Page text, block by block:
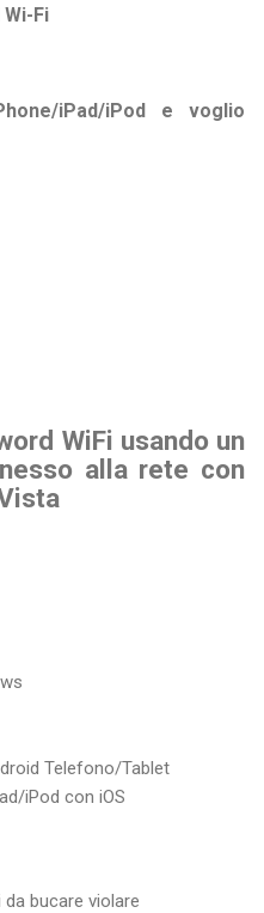
Fi
iPad/iPod e voglio
WiFi usando un
alla rete con
Telefono/Tablet
iPod con iOS
bucare violare